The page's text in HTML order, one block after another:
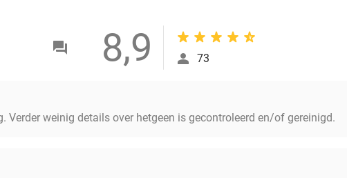
8,9 73
Verder weinig details over hetgeen is gecontroleerd en/of gereinigd.